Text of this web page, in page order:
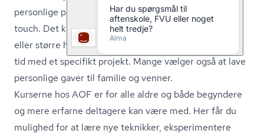
personlige projekter som giver dit hjem et personligt
touch. Det kan være små projekter som dekorationer
eller større hobbyprojekter hvor du arbejder i længere
tid med et specifikt projekt. Mange vælger også at lave
personlige gaver til familie og venner.
Kurserne hos AOF er for alle aldre og både begyndere
og mere erfarne deltagere kan være med. Her får du
mulighed for at lære nye teknikker, eksperimentere